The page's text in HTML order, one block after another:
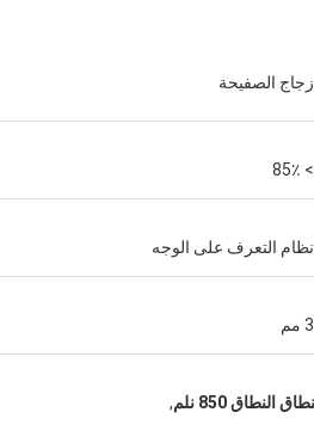
زجاج الصفيحة
> 85٪
نظام التعرف على الوجه
3 مم
,